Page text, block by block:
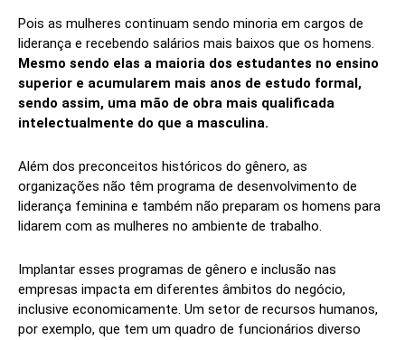
Pois as mulheres continuam sendo minoria em cargos de
liderança e recebendo salários mais baixos que os homens.
Mesmo sendo elas a maioria dos estudantes no ensino
superior e acumularem mais anos de estudo formal,
sendo assim, uma mão de obra mais qualificada
intelectualmente do que a masculina.
Além dos preconceitos históricos do gênero, as
organizações não têm programa de desenvolvimento de
liderança feminina e também não preparam os homens para
lidarem com as mulheres no ambiente de trabalho.
Implantar esses programas de gênero e inclusão nas
empresas impacta em diferentes âmbitos do negócio,
inclusive economicamente. Um setor de recursos humanos,
por exemplo, que tem um quadro de funcionários diverso